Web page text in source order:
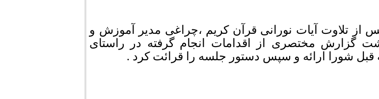
از تلاوت آیات نورانی قرآن کریم ،چراغی مدیر آموزش و
گزارش مختصری از اقدامات انجام گرفته در راستای
شورا ارائه و سپس دستور جلسه را قرائت کرد .